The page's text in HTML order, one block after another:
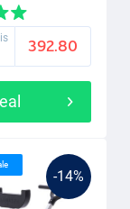
392.80
-14%